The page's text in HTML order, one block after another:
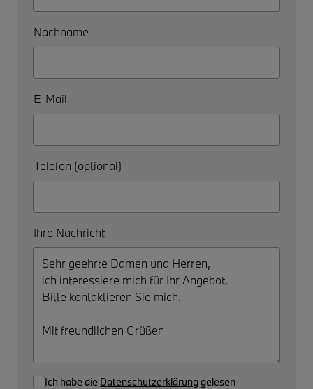
Nachname
E-Mail
Telefon (optional)
Ihre Nachricht
Ich habe die Datenschutzerklärung gelesen